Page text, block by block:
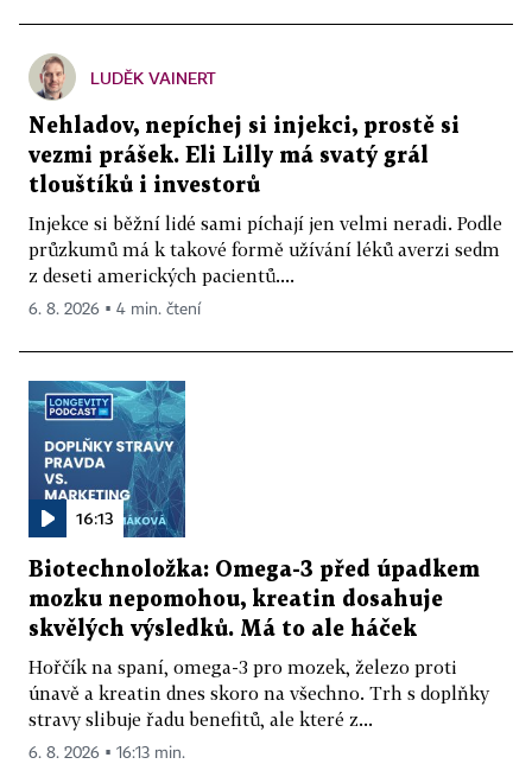
LUDĚK VAINERT
Nehladov, nepíchej si injekci, prostě si
vezmi prášek. Eli Lilly má svatý grál
tlouštíků i investorů
Injekce si běžní lidé sami píchají jen velmi neradi. Podle
průzkumů má k takové formě užívání léků averzi sedm
z deseti amerických pacientů....
6. 8. 2026 ▪ 4 min. čtení
16:13
Biotechnoložka: Omega-3 před úpadkem
mozku nepomohou, kreatin dosahuje
skvělých výsledků. Má to ale háček
Hořčík na spaní, omega-3 pro mozek, železo proti
únavě a kreatin dnes skoro na všechno. Trh s doplňky
stravy slibuje řadu benefitů, ale které z...
6. 8. 2026 ▪ 16:13 min.